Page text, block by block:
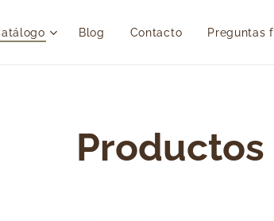
Blog Contacto Preguntas
Productos